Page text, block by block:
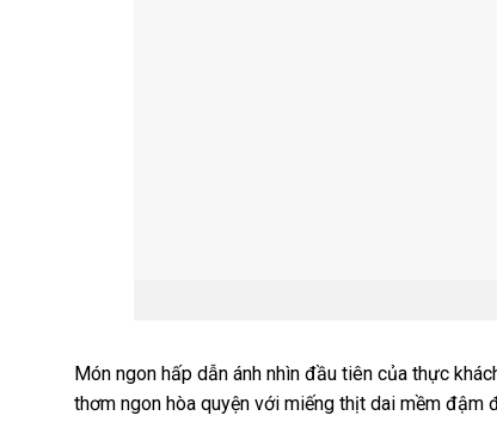
Món ngon hấp dẫn ánh nhìn đầu tiên của thực
thơm ngon hòa quyện với miếng thịt dai mềm đậm